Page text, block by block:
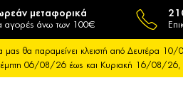
μεταφορικά
αγορές άνω των 100€
μας θα παραμείνει κλειστή από
06/08/26 έως και Κυριακή 16/08/